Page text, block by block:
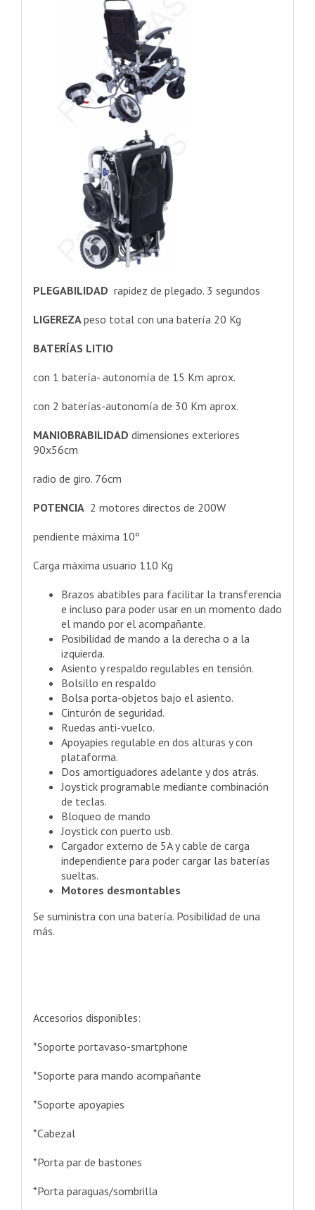
PLEGABILIDAD rapidez de plegado. 3 segundos
LIGEREZApeso total con una batería 20 Kg
BATERÍAS LITIO
con 1 batería- autonomía de 15 Km aprox.
con 2 baterías-autonomía de 30 Km aprox.
MANIOBRABILIDAD dimensiones exteriores
90x56cm
radio de giro. 76cm
POTENCIA2 motores directos de 200W
pendiente máxima 10º
Carga máxima usuario 110 Kg
Brazos abatibles para facilitar la transferencia
e incluso para poder usar en un momento dado
el mando por el acompañante.
Posibilidad de mando a la derecha o a la
izquierda.
Asiento y respaldo regulables en tensión.
Bolsillo en respaldo
Bolsa porta-objetos bajo el asiento.
Cinturón de seguridad.
Ruedas anti-vuelco.
Apoyapies regulable en dos alturas y con
plataforma.
Dos amortiguadores adelante y dos atrás.
Joystick programable mediante combinación
de teclas.
Bloqueo de mando
Joystick con puerto usb.
Cargador externo de 5A y cable de carga
independiente para poder cargar las baterías
sueltas.
Motores desmontables
Se suministra con una batería. Posibilidad de una
más.
Accesorios disponibles:
*Soporte portavaso-smartphone
*Soporte para mando acompañante
*Soporte apoyapies
*Cabezal
*Porta par de bastones
*Porta paraguas/sombrilla